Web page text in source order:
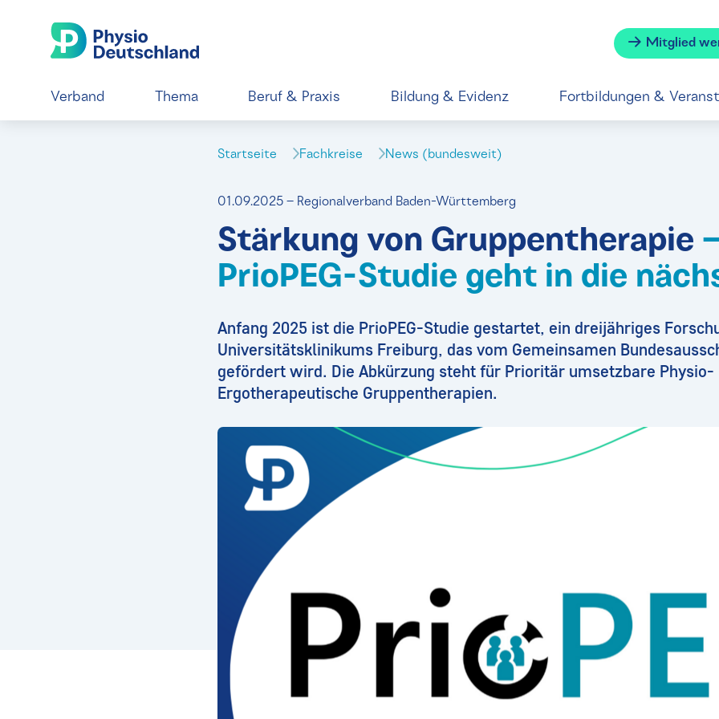
Mitglied
Verband Thema Beruf & Praxis Bildung & Evidenz Fortbildungen &
Startseite Fachkreise News (bundesweit)
01.09.2025 – Regionalverband Baden-Württemberg
Stärkung von Gruppentherapie
PrioPEG-Studie geht in die
Anfang 2025 ist die PrioPEG-Studie gestartet, ein dreijähriges
Universitätsklinikums Freiburg, das vom Gemeinsamen
gefördert wird. Die Abkürzung steht für Prioritär umsetzbare Physio-
Ergotherapeutische Gruppentherapien.